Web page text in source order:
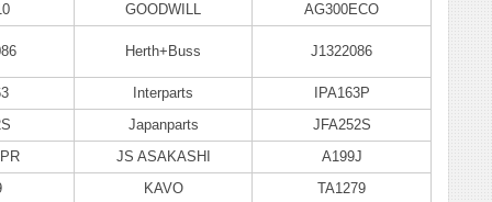
GOODWILL AG300ECO
Herth+Buss J1322086
Interparts
IPA163P
Japanparts
JFA252S
JS ASAKASHI
A199J
KAVO
TA1279